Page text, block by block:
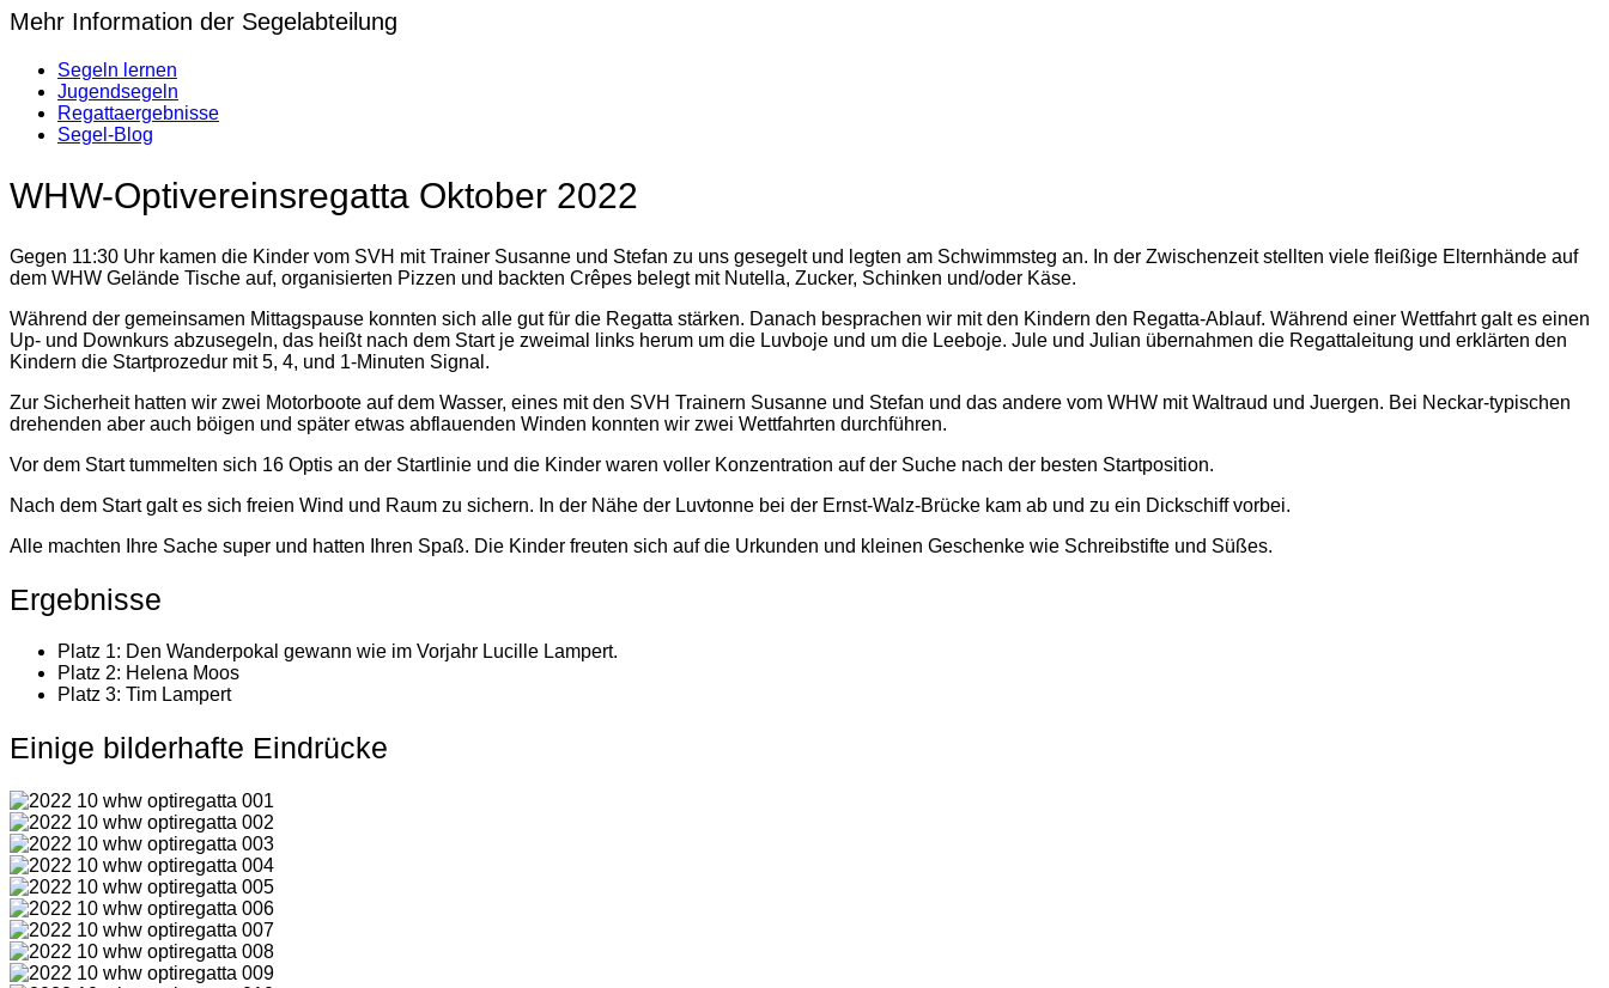
Mehr Information der Segelabteilung
Segeln lernen
Jugendsegeln
Regattaergebnisse
Segel-Blog
WHW-Optivereinsregatta Oktober 2022
Gegen 11:30 Uhr kamen die Kinder vom SVH mit Trainer Susanne und Stefan zu uns gesegelt und legten am Schwimmsteg an. In der Zwischenzeit stellten viele fleißige Elternhände auf
dem WHW Gelände Tische auf, organisierten Pizzen und backten Crêpes belegt mit Nutella, Zucker, Schinken und/oder Käse.
Während der gemeinsamen Mittagspause konnten sich alle gut für die Regatta stärken. Danach besprachen wir mit den Kindern den Regatta-Ablauf. Während einer Wettfahrt galt es einen
Up- und Downkurs abzusegeln, das heißt nach dem Start je zweimal links herum um die Luvboje und um die Leeboje. Jule und Julian übernahmen die Regattaleitung und erklärten den
Kindern die Startprozedur mit 5, 4, und 1-Minuten Signal.
Zur Sicherheit hatten wir zwei Motorboote auf dem Wasser, eines mit den SVH Trainern Susanne und Stefan und das andere vom WHW mit Waltraud und Juergen. Bei Neckar-typischen
drehenden aber auch böigen und später etwas abflauenden Winden konnten wir zwei Wettfahrten durchführen.
Vor dem Start tummelten sich 16 Optis an der Startlinie und die Kinder waren voller Konzentration auf der Suche nach der besten Startposition.
Nach dem Start galt es sich freien Wind und Raum zu sichern. In der Nähe der Luvtonne bei der Ernst-Walz-Brücke kam ab und zu ein Dickschiff vorbei.
Alle machten Ihre Sache super und hatten Ihren Spaß. Die Kinder freuten sich auf die Urkunden und kleinen Geschenke wie Schreibstifte und Süßes.
Ergebnisse
Platz 1: Den Wanderpokal gewann wie im Vorjahr Lucille Lampert.
Platz 2: Helena Moos
Platz 3: Tim Lampert
Einige bilderhafte Eindrücke